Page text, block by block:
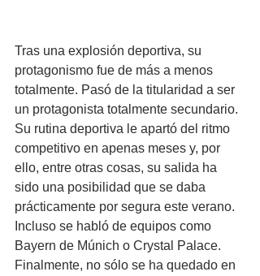
Tras una explosión deportiva, su
protagonismo fue de más a menos
totalmente. Pasó de la titularidad a ser
un protagonista totalmente secundario.
Su rutina deportiva le apartó del ritmo
competitivo en apenas meses y, por
ello, entre otras cosas, su salida ha
sido una posibilidad que se daba
prácticamente por segura este verano.
Incluso se habló de equipos como
Bayern de Múnich o Crystal Palace.
Finalmente, no sólo se ha quedado en